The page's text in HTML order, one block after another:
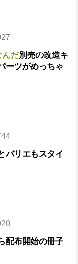
んだ別売の改造キ
ーツがめっちゃ
バリエもスタイ
配布開始の冊子